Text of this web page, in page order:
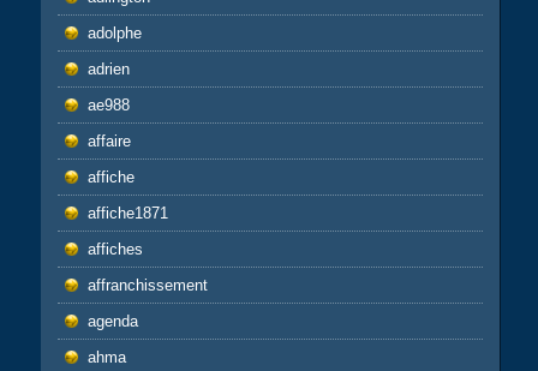
adolphe
adrien
ae988
affaire
affiche
affiche1871
affiches
affranchissement
agenda
ahma